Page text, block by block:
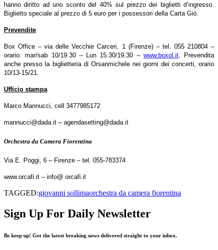
hanno diritto ad uno sconto del 40% sul prezzo dei biglietti d’ingresso.
Biglietto speciale al prezzo di 5 euro per i possessori della Carta Giò.
Prevendite
Box Office – via delle Vecchie Carceri, 1 (Firenze) – tel. 055 210804 –
orario: mar/sab 10/19.30 – Lun 15.30/19.30 – www.boxol.it.
Prevendita
anche presso la biglietteria di Orsanmichele nei giorni dei concerti, orario
10/13-15/21.
Ufficio stampa
Marco Mannucci, cell 3477985172
mannucci@dada.it – agendasetting@dada.it
Orchestra da Camera Fiorentina
Via E. Poggi, 6 – Firenze – tel. 055-783374
www.orcafi.it – info@ orcafi.it
TAGGED:giovanni sollimaorchestra da camera fiorentina
Sign Up For Daily Newsletter
Be keep up! Get the latest breaking news delivered straight to your inbox.